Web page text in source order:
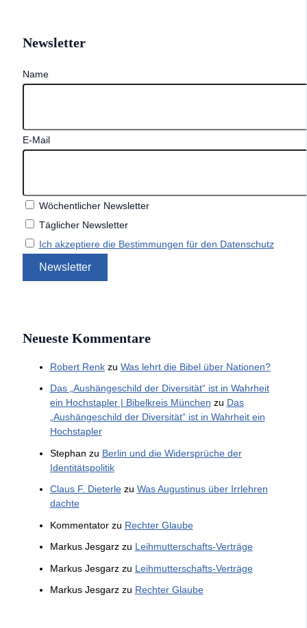
Newsletter
Name
E-Mail
Wöchentlicher Newsletter
Täglicher Newsletter
Ich akzeptiere die Bestimmungen für den Datenschutz
Neueste Kommentare
Robert Renkzu Was lehrt die Bibel über Nationen?
Das „Aushängeschild der Diversität“ ist in Wahrheit
ein Hochstapler | Bibelkreis München zu Das
„Aushängeschild der Diversität“ ist in Wahrheit ein
Hochstapler
Stephan zu Berlin und die Widersprüche der
Identitätspolitik
Claus F. Dieterlezu Was Augustinus über Irrlehren
dachte
Kommentatorzu Rechter Glaube
Markus Jesgarzzu Leihmutterschafts-Verträge
Markus Jesgarzzu Leihmutterschafts-Verträge
Markus Jesgarzzu Rechter Glaube